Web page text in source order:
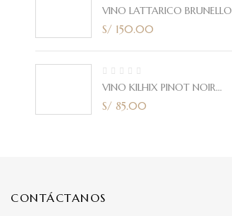
Rated5.00
out of 5
VINO LATTARICO BRUNELLO
CORTE ITALIANO 2021 750ml
S/ 150.00
VINO KILHIX PINOT NOIR
2020 750ml
S/ 85.00
CONTÁCTANOS